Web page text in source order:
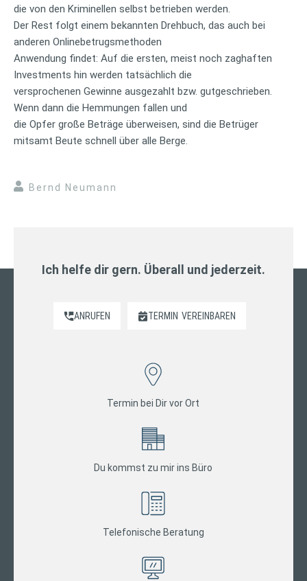
die von den Kriminellen selbst betrieben werden.
Der Rest folgt einem bekannten Drehbuch, das auch bei
anderen Onlinebetrugsmethoden
Anwendung findet: Auf die ersten, meist noch zaghaften
Investments hin werden tatsächlich die
versprochenen Gewinne ausgezahlt bzw. gutgeschrieben.
Wenn dann die Hemmungen fallen und
die Opfer große Beträge überweisen, sind die Betrüger
mitsamt Beute schnell über alle Berge.
Bernd Neumann
Ich helfe dir gern. Überall und jederzeit.
ANRUFEN TERMIN VEREINBAREN
Termin bei Dir vor Ort
Du kommst zu mir ins Büro
Telefonische Beratung